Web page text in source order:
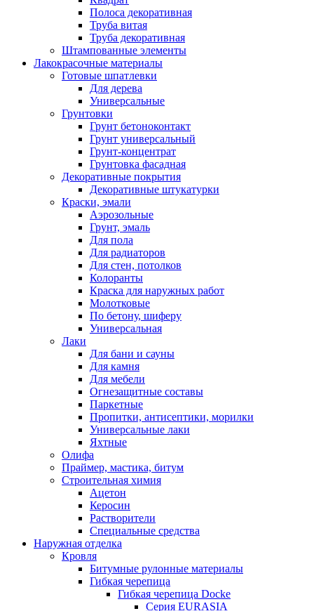
Полоса декоративная
Труба витая
Труба декоративная
Штампованные элементы
Лакокрасочные материалы
Готовые шпатлевки
Для дерева
Универсальные
Грунтовки
Грунт бетоноконтакт
Грунт универсальный
Грунт-концентрат
Грунтовка фасадная
Декоративные покрытия
Декоративные штукатурки
Краски, эмали
Аэрозольные
Грунт, эмаль
Для пола
Для радиаторов
Для стен, потолков
Колоранты
Краска для наружных работ
Молотковые
По бетону, шиферу
Универсальная
Лаки
Для бани и сауны
Для камня
Для мебели
Огнезащитные составы
Паркетные
Пропитки, антисептики, морилки
Универсальные лаки
Яхтные
Олифа
Праймер, мастика, битум
Строительная химия
Ацетон
Керосин
Растворители
Специальные средства
Наружная отделка
Кровля
Битумные рулонные материалы
Гибкая черепица
Гибкая черепица Docke
Серия EURASIA